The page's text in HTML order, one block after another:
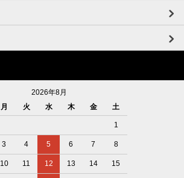
2026年8月
月 火 水 木 金 土
1
3 4 5 6 7 8
10 11 12 13 14 15